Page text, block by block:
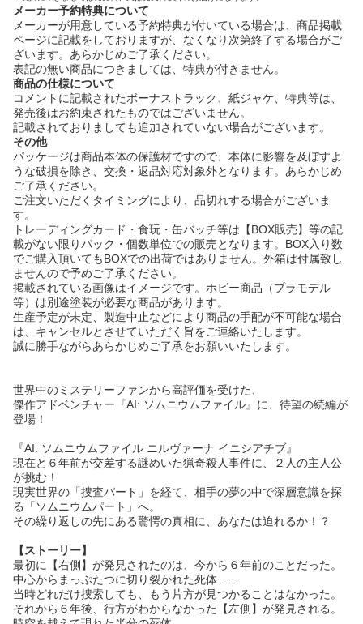
メーカー予約特典について
メーカーが用意している予約特典が付いている場合は、商品掲載
ページに記載をしておりますが、なくなり次第終了する場合がご
ざいます。あらかじめご了承ください。
表記の無い商品につきましては、特典が付きません。
商品の仕様について
コメントに記載されたボーナストラック、紙ジャケ、特典等は、
発売後はお約束されたものではございません。
記載されておりましても追加されていない場合がございます。
その他
パッケージは商品本体の保護材ですので、本体に影響を及ぼすよ
うな破損を除き、交換・返品対応対象外となります。あらかじめ
ご了承ください。
ご注文いただくタイミングにより、品切れする場合がございま
す。
トレーディングカード・食玩・缶バッチ等は【BOX販売】等の記
載がない限りパック・個数単位での販売となります。BOX入り数
でご購入頂いてもBOXでの出荷ではありません。外箱は付属致し
ませんので予めご了承ください。
掲載されている画像はイメージです。ホビー商品（プラモデル
等）は別途塗装が必要な商品があります。
生産予定が未定、製造中止などにより商品の手配が不可能な場合
は、キャンセルとさせていただく旨をご連絡いたします。
誠に勝手ながらあらかじめご了承をお願いいたします。
世界中のミステリーファンから高評価を受けた、
傑作アドベンチャー『AI: ソムニウムファイル』に、待望の続編が
登場！
『AI: ソムニウムファイル ニルヴァーナ イニシアチブ』
現在と６年前が交差する謎めいた猟奇殺人事件に、２人の主人公
が挑む！
現実世界の「捜査パート」を経て、相手の夢の中で深層意識を探
る「ソムニウムパート」へ。
その繰り返しの先にある驚愕の真相に、あなたは迫れるか！？
【ストーリー】
最初に【右側】が発見されたのは、今から６年前のことだった。
中心からまっぷたつに切り裂かれた死体……
当時どれだけ捜索しても、もう片方が見つかることはなかった。
それから６年後、行方がわからなかった【左側】が発見される。